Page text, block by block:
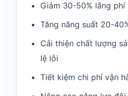
Giảm 30-50% lãng
Tăng năng suất 20-
Cải thiện chất lượng
lệ lỗi
Tiết kiệm chi phí vận